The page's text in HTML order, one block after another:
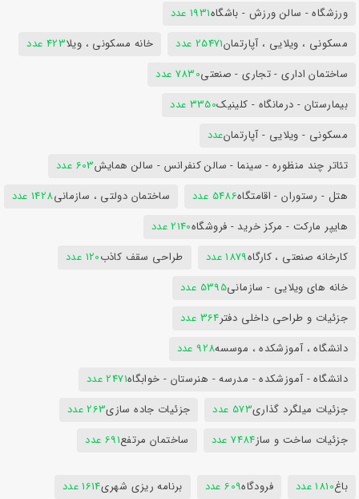
ورزشگاه - سالن ورزش - باشگاه1931 عدد
مسکونی ، ویلایی ، آپارتمان25471 عدد خانه مسکونی ، ویلا423 عدد
ساختمان اداری - تجاری - صنعتی7830 عدد
بیمارستان - درمانگاه - کلینیک3350 عدد
مسکونی - ویلایی - آپارتمانعدد
تئاتر چند منظوره - سینما - سالن کنفرانس - سالن همایش603 عدد
هتل - رستوران - اقامتگاه5486 عدد ساختمان دولتی ، سازمانی1428 عدد
هایپر مارکت - مرکز خرید - فروشگاه2140 عدد
کارخانه صنعتی ، کارگاه1879 عدد طراحی سقف کاذب120 عدد
خانه های ویلایی - سازمانی5395 عدد
جزئیات و طراحی داخلی دفتر364 عدد
دانشگاه ، آموزشکده ، موسسه928 عدد
دانشگاه - آموزشکده - مدرسه - هنرستان - خوابگاه2471 عدد
جزئیات میلگرد گذاری573 عدد جزئیات جاده سازی263 عدد
جزئیات ساخت و ساز7484 عدد ساختمان مرتفع691 عدد
باغ1810 عدد فرودگاه609 عدد برنامه ریزی شهری1614 عدد